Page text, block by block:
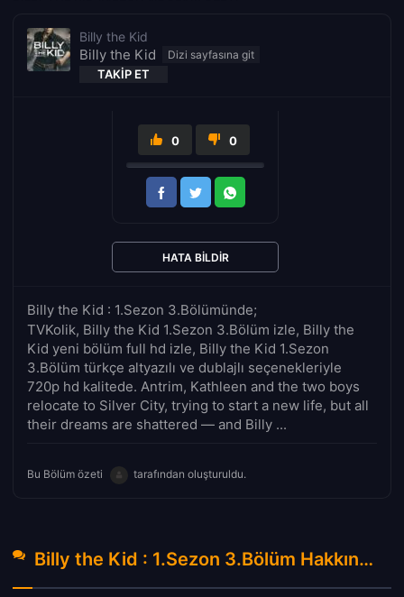
Billy the Kid
Billy the Kid
TAKIP ET
Billy the Kid : 1.Sezon 3.Bölümünde;
TVKolik, Billy the Kid 1.Sezon 3.Bölüm izle, Billy the
Kid yeni bölüm full hd izle, Billy the Kid 1.Sezon
3.Bölüm türkçe altyazılı ve dublajlı seçenekleriyle
720p hd kalitede. Antrim, Kathleen and the two boys
relocate to Silver City, trying to start a new life, but all
their dreams are shattered — and Billy ...
Bu Bölüm özeti tarafından oluşturuldu.
0 0
HATA BILDIR
Billy the Kid : 1.Sezon 3.Bölüm Hakkında Yorumlar